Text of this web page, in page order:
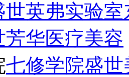
世英弗实验室
芳华医疗美容
七修学院盛世